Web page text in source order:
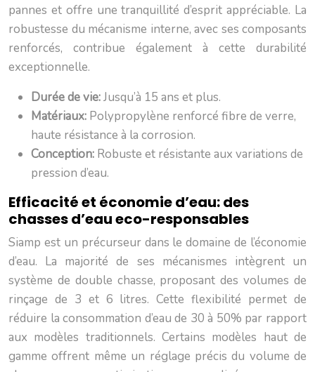
pannes et offre une tranquillité d’esprit appréciable. La
robustesse du mécanisme interne, avec ses composants
renforcés, contribue également à cette durabilité
exceptionnelle.
Durée de vie:Jusqu’à 15 ans et plus.
Matériaux: Polypropylène renforcé fibre de verre,
haute résistance à la corrosion.
Conception: Robuste et résistante aux variations de
pression d’eau.
Efficacité et économie d’eau: des
chasses d’eau eco-responsables
Siamp est un précurseur dans le domaine de l’économie
d’eau. La majorité de ses mécanismes intègrent un
système de double chasse, proposant des volumes de
rinçage de 3 et 6 litres. Cette flexibilité permet de
réduire la consommation d’eau de 30 à 50% par rapport
aux modèles traditionnels. Certains modèles haut de
gamme offrent même un réglage précis du volume de